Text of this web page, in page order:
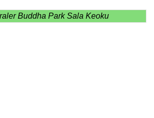
Buddha Park Sala Keoku